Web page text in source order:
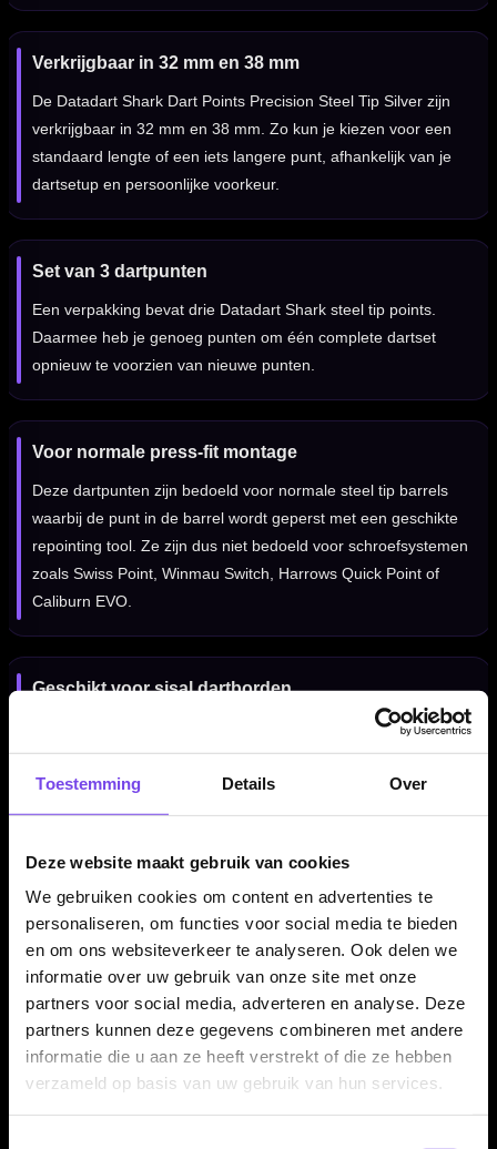
Toestemming Details Over
Deze website maakt gebruik van cookies
We gebruiken cookies om content en advertenties te
personaliseren, om functies voor social media te bieden
en om ons websiteverkeer te analyseren. Ook delen we
informatie over uw gebruik van onze site met onze
partners voor social media, adverteren en analyse. Deze
partners kunnen deze gegevens combineren met andere
informatie die u aan ze heeft verstrekt of die ze hebben
verzameld op basis van uw gebruik van hun services.
Verkrijgbaar in 32 mm en 38 mm
De Datadart Shark Dart Points Precision Steel Tip Silver zijn
verkrijgbaar in 32 mm en 38 mm. Zo kun je kiezen voor een
standaard lengte of een iets langere punt, afhankelijk van je
dartsetup en persoonlijke voorkeur.
Set van 3 dartpunten
Een verpakking bevat drie Datadart Shark steel tip points.
Daarmee heb je genoeg punten om één complete dartset
opnieuw te voorzien van nieuwe punten.
Voor normale press-fit montage
Deze dartpunten zijn bedoeld voor normale steel tip barrels
waarbij de punt in de barrel wordt geperst met een geschikte
repointing tool. Ze zijn dus niet bedoeld voor schroefsystemen
zoals Swiss Point, Winmau Switch, Harrows Quick Point of
Caliburn EVO.
Geschikt voor sisal dartborden
De Datadart Shark punten zijn bedoeld voor steel tip darts en
gebruik op sisal dartborden. Voor elektronische dartborden
heb je softtip punten nodig.
Repointing tool nodig
Voor het veilig verwijderen en plaatsen van press-fit
dartpunten heb je een geschikte repointing tool nodig.
Hiermee plaats je de nieuwe punten recht en stevig in de
Dartpijlen en tool niet inbegrepen
Dit product bestaat uit één set Datadart Shark Dart Points